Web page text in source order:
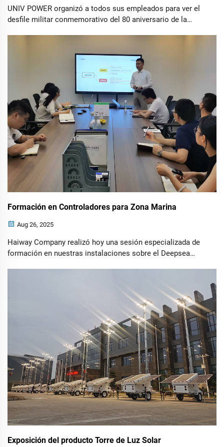
UNIV POWER organizó a todos sus empleados para ver el
desfile militar conmemorativo del 80 aniversario de la
camino global. En Tiananmen...
Formación en Controladores para Zona Marina
Aug 26, 2025
Haiway Company realizó hoy una sesión especializada de
formación en nuestras instalaciones sobre el Deepsea
Exposición del producto Torre de Luz Solar